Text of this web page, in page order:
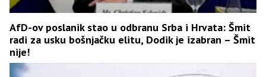
AfD-ov poslanik stao u odbranu Srba i Hrvata: Šmit
radi za usku bošnjačku elitu, Dodik je izabran – Šmit
nije!